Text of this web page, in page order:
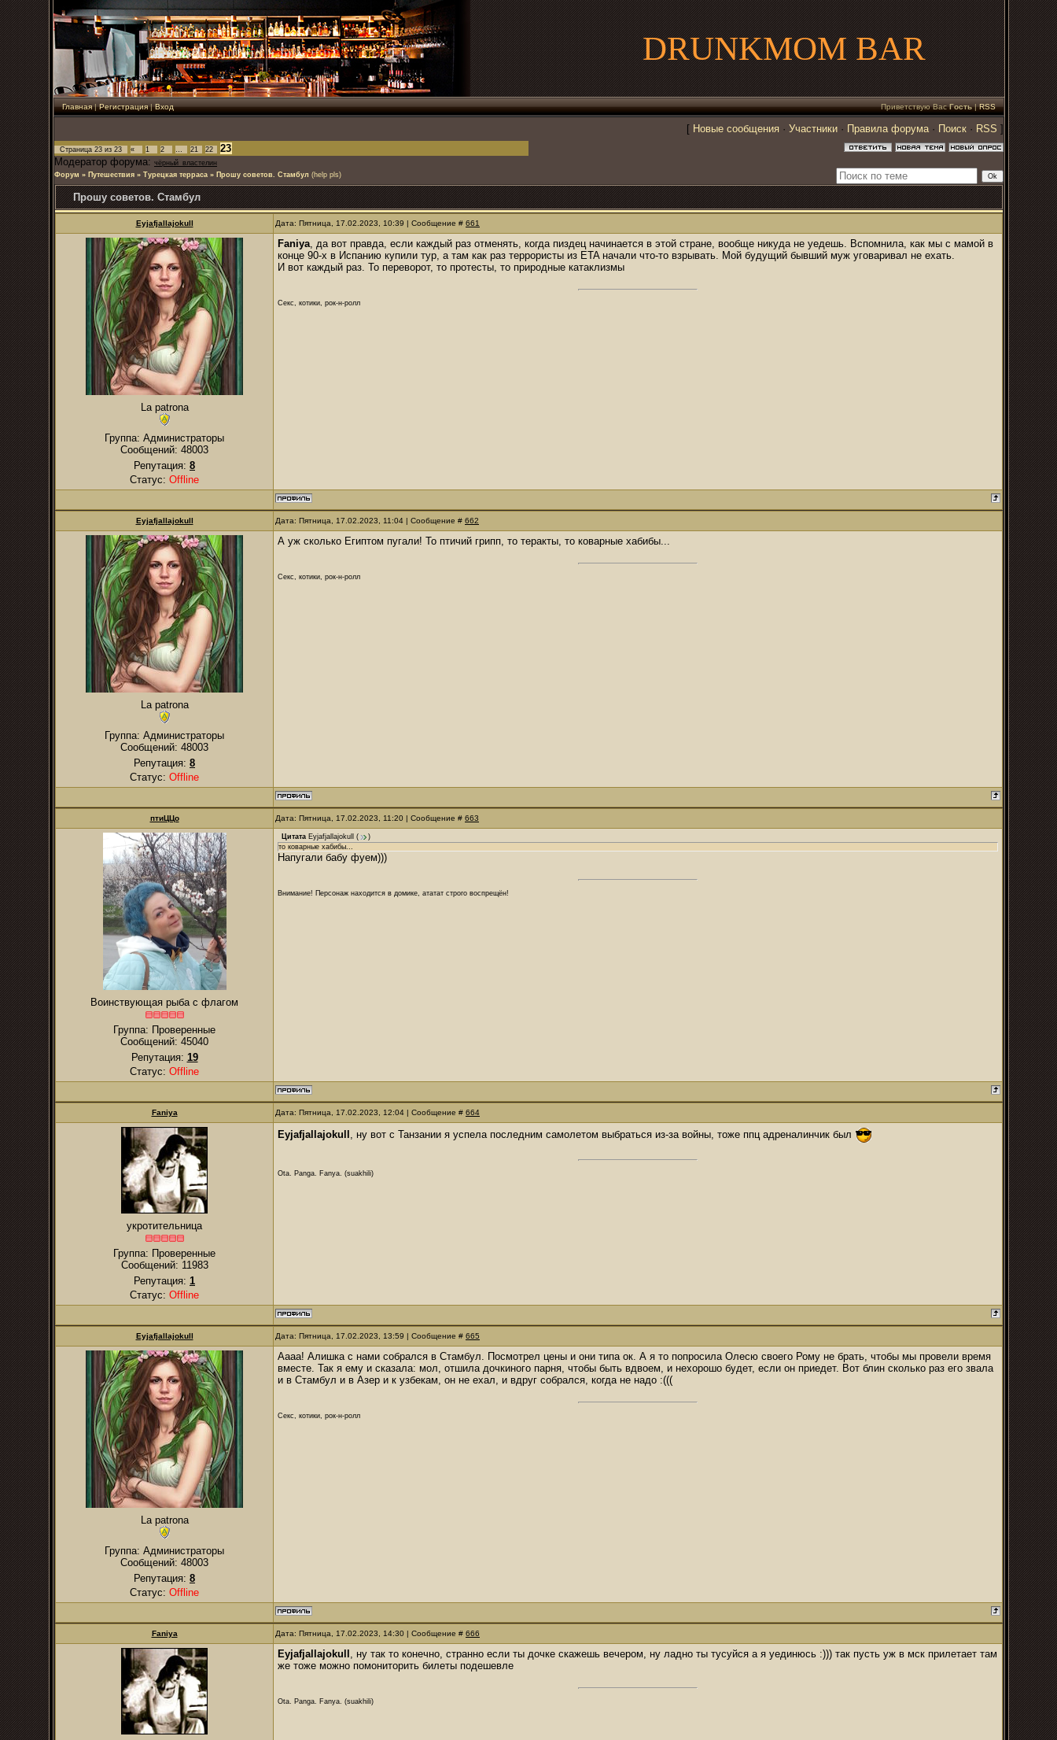
DRUNKMOM BAR
Главная|Регистрация|Вход Приветствую Вас Гость|RSS
[ Новые сообщения · Участники · Правила форума· Поиск · RSS ]
Страница 23 из 23 « 1 2 … 21 22
23
Модератор форума: чёрный_властелин
Форум » Путешествия » Турецкая терраса » Прошу советов. Стамбул (help pls)
Прошу советов. Стамбул
Eyjafjallajokull Дата: Пятница, 17.02.2023, 10:39 | Сообщение # 661
La patrona
Группа: Администраторы
Сообщений: 48003
Репутация: 8
Статус: Offline
Faniya, да вот правда, если каждый раз отменять, когда пиздец начинается в этой стране, вообще никуда не уедешь. Вспомнила, как мы с мамой в
конце 90-х в Испанию купили тур, а там как раз террористы из ETA начали что-то взрывать. Мой будущий бывший муж уговаривал не ехать.
И вот каждый раз. То переворот, то протесты, то природные катаклизмы
Секс, котики, рок-н-ролл
Eyjafjallajokull Дата: Пятница, 17.02.2023, 11:04 | Сообщение # 662
La patrona
Группа: Администраторы
Сообщений: 48003
Репутация: 8
Статус: Offline
А уж сколько Египтом пугали! То птичий грипп, то теракты, то коварные хабибы...
Секс, котики, рок-н-ролл
птиЦЦо Дата: Пятница, 17.02.2023, 11:20 | Сообщение # 663
Воинствующая рыба с флагом
Группа: Проверенные
Сообщений: 45040
Репутация: 19
Статус: Offline
Цитата Eyjafjallajokull (
)
то коварные хабибы...
Напугали бабу фуем)))
Внимание! Персонаж находится в домике, ататат строго воспрещён!
Faniya Дата: Пятница, 17.02.2023, 12:04 | Сообщение # 664
укротительница
Группа: Проверенные
Сообщений: 11983
Репутация: 1
Статус: Offline
Eyjafjallajokull , ну вот с Танзании я успела последним самолетом выбраться из-за войны, тоже ппц адреналинчик был
Ota. Panga. Fanya. (suakhili)
Eyjafjallajokull Дата: Пятница, 17.02.2023, 13:59 | Сообщение # 665
La patrona
Группа: Администраторы
Сообщений: 48003
Репутация: 8
Статус: Offline
Аааа! Алишка с нами собрался в Стамбул. Посмотрел цены и они типа ок. А я то попросила Олесю своего Рому не брать, чтобы мы провели время
вместе. Так я ему и сказала: мол, отшила дочкиного парня, чтобы быть вдвоем, и нехорошо будет, если он приедет. Вот блин сколько раз его звала
и в Стамбул и в Азер и к узбекам, он не ехал, и вдруг собрался, когда не надо :(((
Секс, котики, рок-н-ролл
Faniya Дата: Пятница, 17.02.2023, 14:30 | Сообщение # 666
Eyjafjallajokull , ну так то конечно, странно если ты дочке скажешь вечером, ну ладно ты тусуйся а я уединюсь :))) так пусть уж в мск прилетает там
же тоже можно помониторить билеты подешевле
Ota. Panga. Fanya. (suakhili)